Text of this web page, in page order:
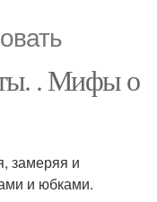
. Мифы о
замеряя и
и юбками.